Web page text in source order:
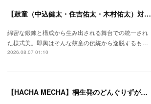
【鼓童（中込健太・住吉佑太・木村佑太）対談】即興で得られる新たな感覚。
綿密な鍛錬と構成から生み出される舞台での統一され
た様式美。即興はそんな鼓童の伝統から逸脱するも…
2026.08.07 01:10
【HACHA MECHA】桐生発のどんぐりずが桐生をハチャメチャに彩る。